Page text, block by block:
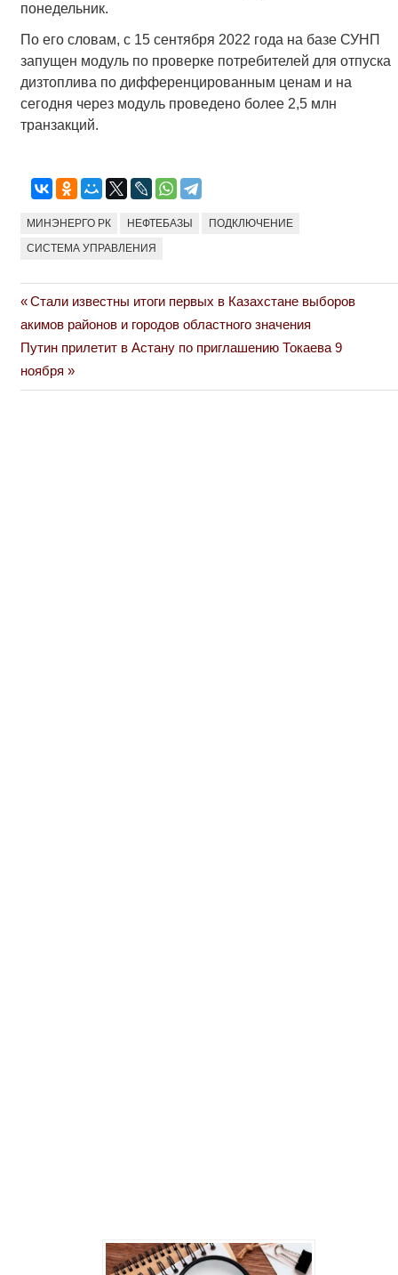
понедельник.
По его словам, с 15 сентября 2022 года на базе СУНП
запущен модуль по проверке потребителей для отпуска
дизтоплива по дифференцированным ценам и на
сегодня через модуль проведено более 2,5 млн
транзакций.
МИНЭНЕРГО РК НЕФТЕБАЗЫ ПОДКЛЮЧЕНИЕ
СИСТЕМА УПРАВЛЕНИЯ
Навигация
по
записям
Previous
Post:
Стали известны итоги первых в Казахстане выборов
акимов районов и городов областного значения
Next
Post:
Путин прилетит в Астану по приглашению Токаева 9
ноября